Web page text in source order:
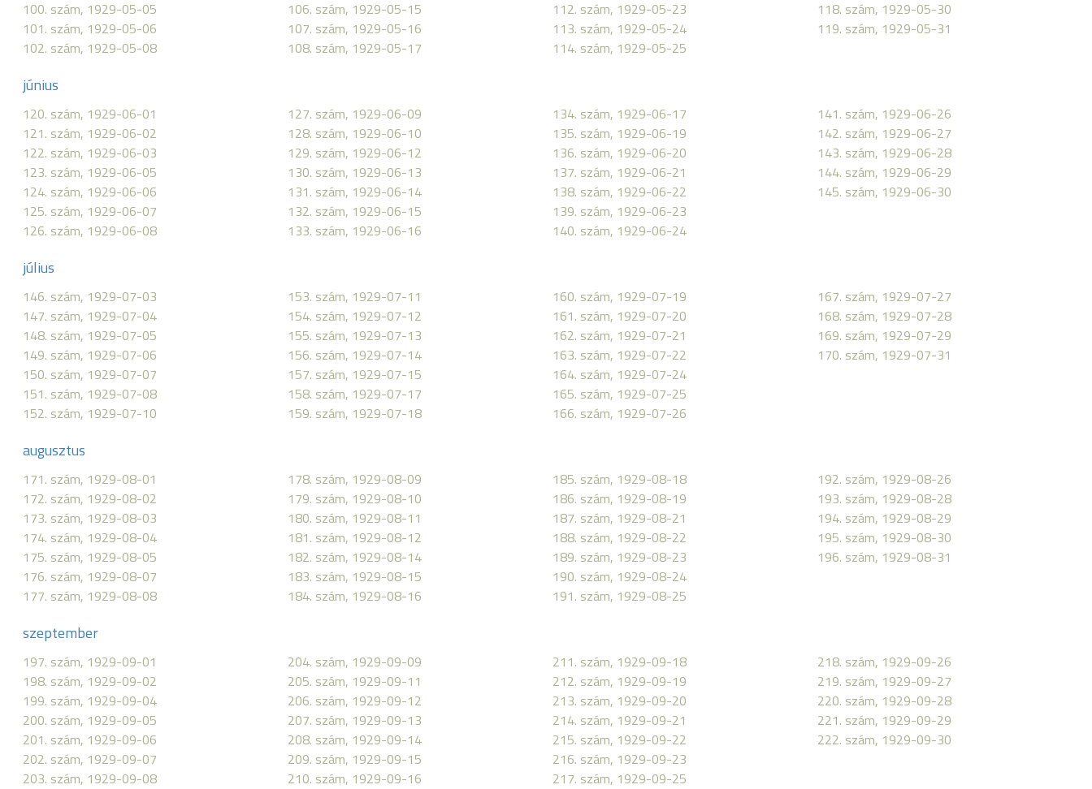
100. szám, 1929-05-05
101. szám, 1929-05-06
102. szám, 1929-05-08
106. szám, 1929-05-15
107. szám, 1929-05-16
108. szám, 1929-05-17
112. szám, 1929-05-23
113. szám, 1929-05-24
114. szám, 1929-05-25
118. szám, 1929-05-30
119. szám, 1929-05-31
június
120. szám, 1929-06-01
121. szám, 1929-06-02
122. szám, 1929-06-03
123. szám, 1929-06-05
124. szám, 1929-06-06
125. szám, 1929-06-07
126. szám, 1929-06-08
127. szám, 1929-06-09
128. szám, 1929-06-10
129. szám, 1929-06-12
130. szám, 1929-06-13
131. szám, 1929-06-14
132. szám, 1929-06-15
133. szám, 1929-06-16
134. szám, 1929-06-17
135. szám, 1929-06-19
136. szám, 1929-06-20
137. szám, 1929-06-21
138. szám, 1929-06-22
139. szám, 1929-06-23
140. szám, 1929-06-24
141. szám, 1929-06-26
142. szám, 1929-06-27
143. szám, 1929-06-28
144. szám, 1929-06-29
145. szám, 1929-06-30
július
146. szám, 1929-07-03
147. szám, 1929-07-04
148. szám, 1929-07-05
149. szám, 1929-07-06
150. szám, 1929-07-07
151. szám, 1929-07-08
152. szám, 1929-07-10
153. szám, 1929-07-11
154. szám, 1929-07-12
155. szám, 1929-07-13
156. szám, 1929-07-14
157. szám, 1929-07-15
158. szám, 1929-07-17
159. szám, 1929-07-18
160. szám, 1929-07-19
161. szám, 1929-07-20
162. szám, 1929-07-21
163. szám, 1929-07-22
164. szám, 1929-07-24
165. szám, 1929-07-25
166. szám, 1929-07-26
167. szám, 1929-07-27
168. szám, 1929-07-28
169. szám, 1929-07-29
170. szám, 1929-07-31
augusztus
171. szám, 1929-08-01
172. szám, 1929-08-02
173. szám, 1929-08-03
174. szám, 1929-08-04
175. szám, 1929-08-05
176. szám, 1929-08-07
177. szám, 1929-08-08
178. szám, 1929-08-09
179. szám, 1929-08-10
180. szám, 1929-08-11
181. szám, 1929-08-12
182. szám, 1929-08-14
183. szám, 1929-08-15
184. szám, 1929-08-16
185. szám, 1929-08-18
186. szám, 1929-08-19
187. szám, 1929-08-21
188. szám, 1929-08-22
189. szám, 1929-08-23
190. szám, 1929-08-24
191. szám, 1929-08-25
192. szám, 1929-08-26
193. szám, 1929-08-28
194. szám, 1929-08-29
195. szám, 1929-08-30
196. szám, 1929-08-31
szeptember
197. szám, 1929-09-01
198. szám, 1929-09-02
199. szám, 1929-09-04
200. szám, 1929-09-05
201. szám, 1929-09-06
202. szám, 1929-09-07
203. szám, 1929-09-08
204. szám, 1929-09-09
205. szám, 1929-09-11
206. szám, 1929-09-12
207. szám, 1929-09-13
208. szám, 1929-09-14
209. szám, 1929-09-15
210. szám, 1929-09-16
211. szám, 1929-09-18
212. szám, 1929-09-19
213. szám, 1929-09-20
214. szám, 1929-09-21
215. szám, 1929-09-22
216. szám, 1929-09-23
217. szám, 1929-09-25
218. szám, 1929-09-26
219. szám, 1929-09-27
220. szám, 1929-09-28
221. szám, 1929-09-29
222. szám, 1929-09-30